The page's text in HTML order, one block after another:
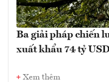
Ba giải pháp chiến
xuất khẩu 74 tỷ
Xem thêm